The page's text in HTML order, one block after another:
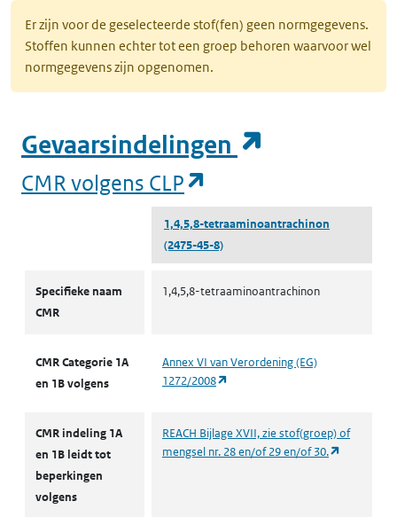
Er zijn voor de geselecteerde stof(fen) geen normgegevens.
Stoffen kunnen echter tot een groep behoren waarvoor wel
normgegevens zijn opgenomen.
Gevaarsindelingen
CMR volgens CLP
1,4,5,8-tetraaminoantrachinon
(2475-45-8)
Specifieke naam
CMR
1,4,5,8-tetraaminoantrachinon
CMR Categorie 1A
en 1B volgens
Annex VI van Verordening (EG)
1272/2008
CMR indeling 1A
en 1B leidt tot
beperkingen
volgens
REACH Bijlage XVII, zie stof(groep) of
mengsel nr. 28 en/of 29 en/of 30.